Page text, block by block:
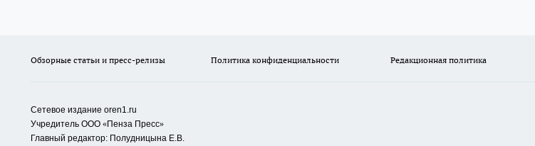
Обзорные статьи и пресс-релизы Политика конфиденциальности Редакционная политика
Сетевое издание oren1.ru
Учредитель ООО «Пенза Пресс»
Главный редактор: Полудницына Е.В.